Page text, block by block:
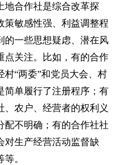
地合作社是综合改革探
策敏感性强、利益调整程
的一些思想疑虑、潜在风
点关注。比如，有的合作
“两委”和党员大会、村
简单履行了注册程序；有
、农户、经营者的权利义
配不明确；有的合作社社
对生产经营活动监督缺
。